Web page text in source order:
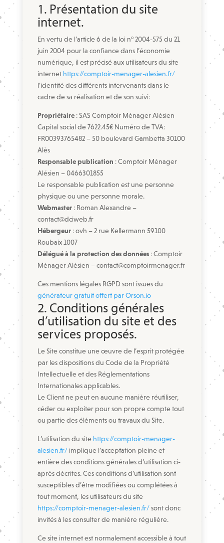
1. Présentation du site
internet.
En vertu de l’article 6 de la loi n° 2004-575 du 21
juin 2004 pour la confiance dans l’économie
numérique, il est précisé aux utilisateurs du site
internet https://comptoir-menager-alesien.fr/
l’identité des différents intervenants dans le
cadre de sa réalisation et de son suivi:
Propriétaire: SAS Comptoir Ménager Alésien
Capital social de 7622.45€ Numéro de TVA:
FR00393765482 – 50 boulevard Gambetta 30100
Alès
Responsable publication : Comptoir Ménager
Alésien – 0466301855
Le responsable publication est une personne
physique ou une personne morale.
Webmaster: Roman Alexandre –
contact@dciweb.fr
Hébergeur: ovh – 2 rue Kellermann 59100
Roubaix 1007
Délégué à la protection des données: Comptoir
Ménager Alésien – contact@comptoirmenager.fr
Ces mentions légales RGPD sont issues du
générateur gratuit offert par Orson.io
2. Conditions générales
d’utilisation du site et des
services proposés.
Le Site constitue une œuvre de l’esprit protégée
par les dispositions du Code de la Propriété
Intellectuelle et des Réglementations
Internationales applicables.
Le Client ne peut en aucune manière réutiliser,
céder ou exploiter pour son propre compte tout
ou partie des éléments ou travaux du Site.
L’utilisation du site https://comptoir-menager-
alesien.fr/implique l’acceptation pleine et
entière des conditions générales d’utilisation ci-
après décrites. Ces conditions d’utilisation sont
susceptibles d’être modifiées ou complétées à
tout moment, les utilisateurs du site
https://comptoir-menager-alesien.fr/sont donc
invités à les consulter de manière régulière.
Ce site internet est normalement accessible à tout